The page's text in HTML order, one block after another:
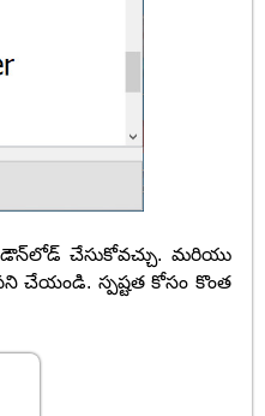
చేసుకోవచ్చు. మరియు
చేయండి. స్పష్టత కోసం కొంత